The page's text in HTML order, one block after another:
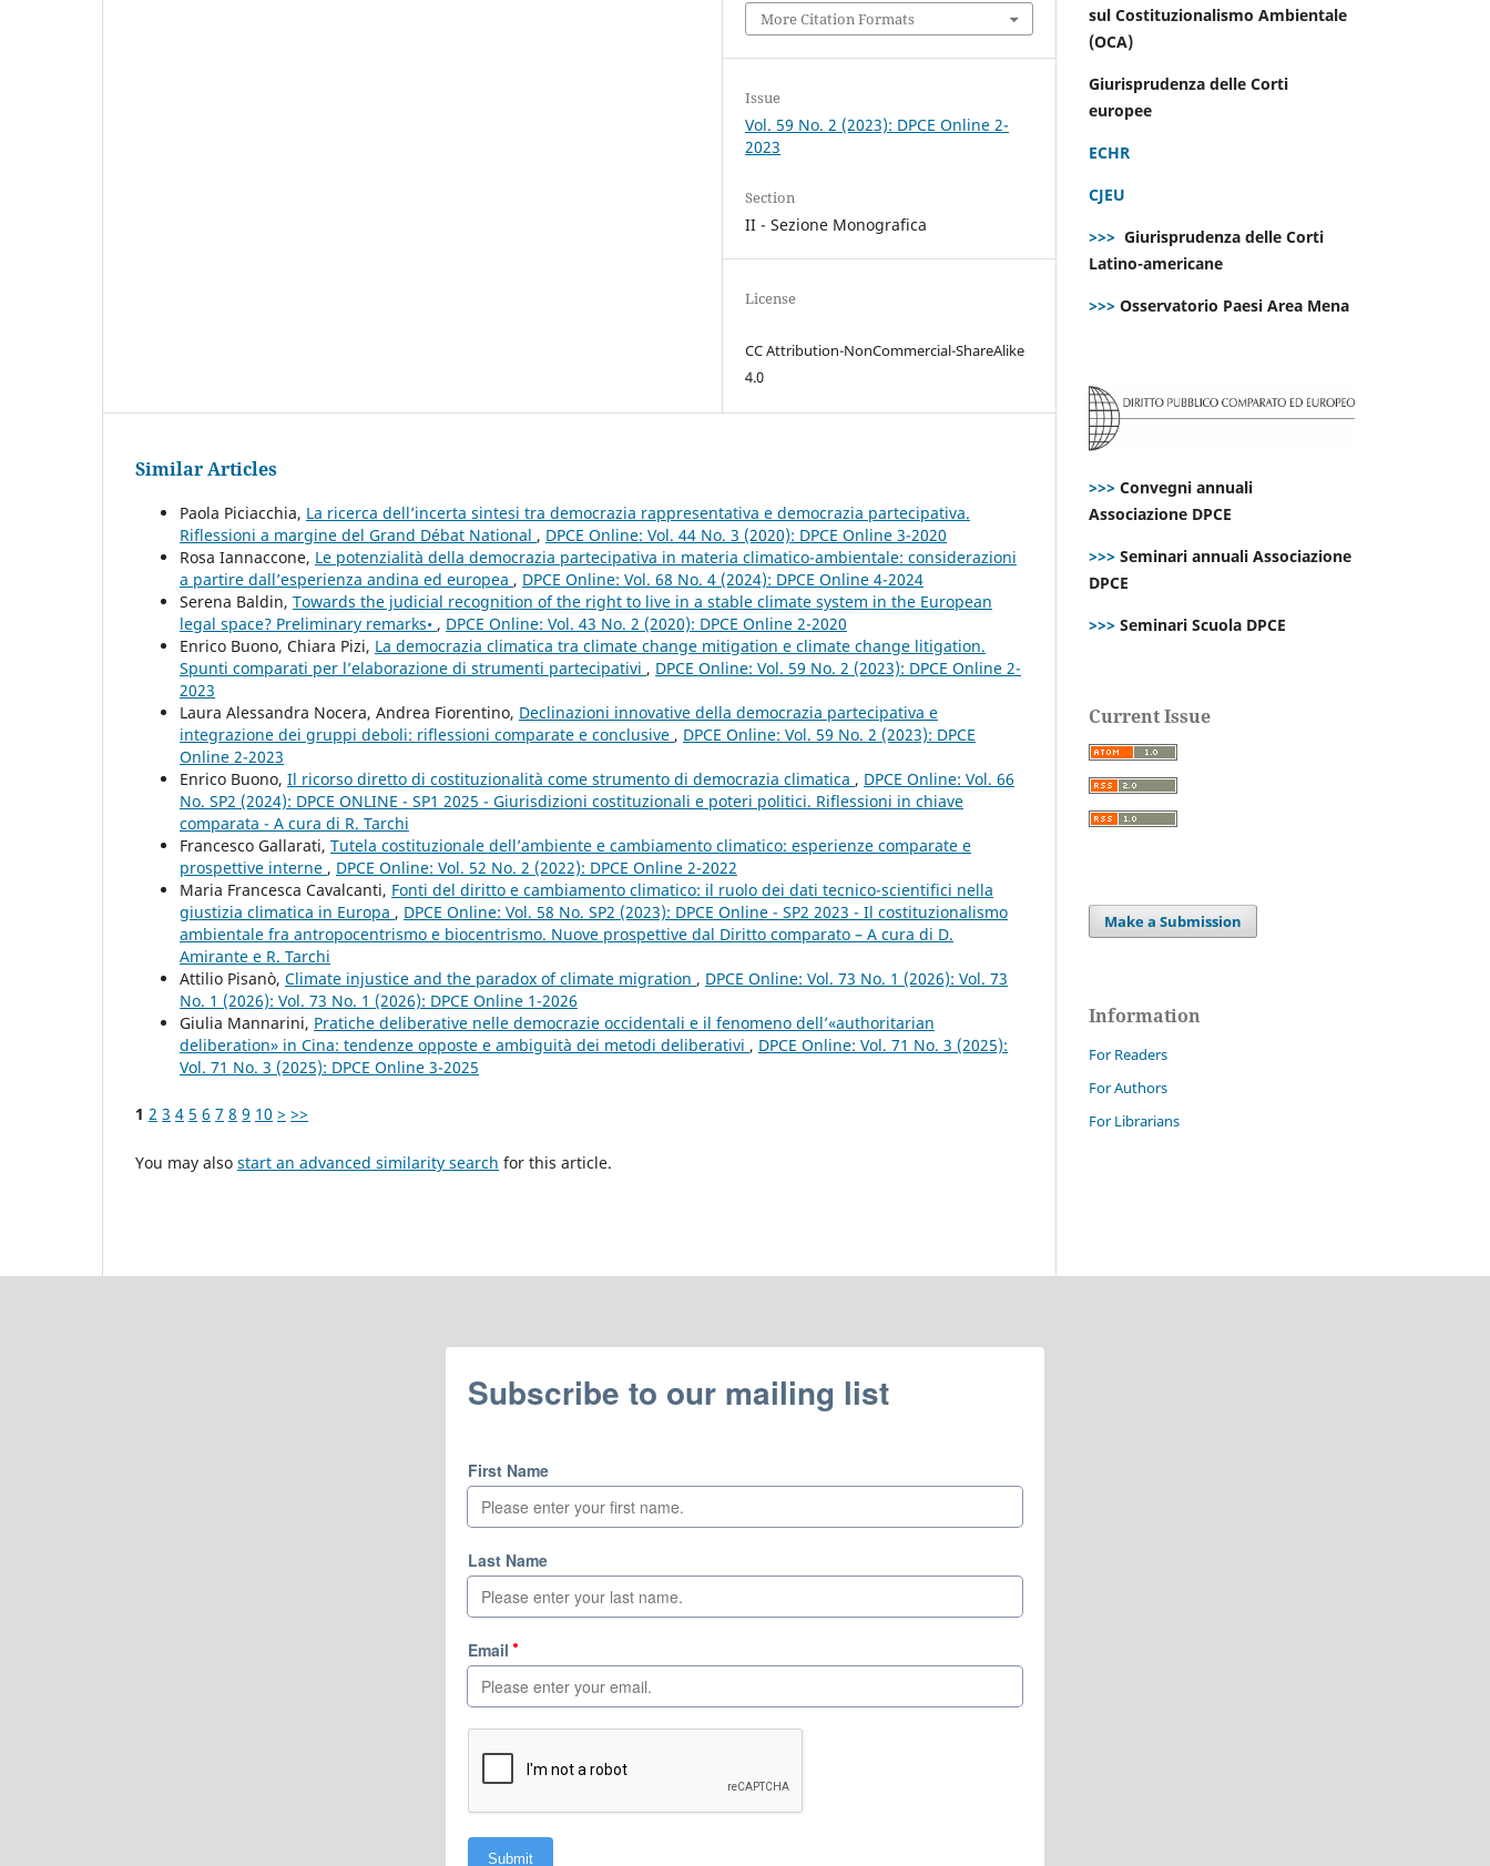
More Citation Formats
Issue
Vol. 59 No. 2 (2023): DPCE Online 2-
2023
Section
II - Sezione Monografica
License
CC Attribution-NonCommercial-ShareAlike
4.0
Similar Articles
Paola Piciacchia, La ricerca dell’incerta sintesi tra democrazia rappresentativa e democrazia partecipativa.
Riflessioni a margine del Grand Débat National , DPCE Online: Vol. 44 No. 3 (2020): DPCE Online 3-2020
Rosa Iannaccone, Le potenzialità della democrazia partecipativa in materia climatico-ambientale: considerazioni
a partire dall’esperienza andina ed europea , DPCE Online: Vol. 68 No. 4 (2024): DPCE Online 4-2024
Serena Baldin, Towards the judicial recognition of the right to live in a stable climate system in the European
legal space? Preliminary remarks• , DPCE Online: Vol. 43 No. 2 (2020): DPCE Online 2-2020
Enrico Buono, Chiara Pizi, La democrazia climatica tra climate change mitigation e climate change litigation.
Spunti comparati per l’elaborazione di strumenti partecipativi , DPCE Online: Vol. 59 No. 2 (2023): DPCE Online 2-
2023
Laura Alessandra Nocera, Andrea Fiorentino, Declinazioni innovative della democrazia partecipativa e
integrazione dei gruppi deboli: riflessioni comparate e conclusive , DPCE Online: Vol. 59 No. 2 (2023): DPCE
Online 2-2023
Enrico Buono, Il ricorso diretto di costituzionalità come strumento di democrazia climatica , DPCE Online: Vol. 66
No. SP2 (2024): DPCE ONLINE - SP1 2025 - Giurisdizioni costituzionali e poteri politici. Riflessioni in chiave
comparata - A cura di R. Tarchi
Francesco Gallarati, Tutela costituzionale dell’ambiente e cambiamento climatico: esperienze comparate e
prospettive interne , DPCE Online: Vol. 52 No. 2 (2022): DPCE Online 2-2022
Maria Francesca Cavalcanti, Fonti del diritto e cambiamento climatico: il ruolo dei dati tecnico-scientifici nella
giustizia climatica in Europa , DPCE Online: Vol. 58 No. SP2 (2023): DPCE Online - SP2 2023 - Il costituzionalismo
ambientale fra antropocentrismo e biocentrismo. Nuove prospettive dal Diritto comparato – A cura di D.
Amirante e R. Tarchi
Attilio Pisanò, Climate injustice and the paradox of climate migration , DPCE Online: Vol. 73 No. 1 (2026): Vol. 73
No. 1 (2026): Vol. 73 No. 1 (2026): DPCE Online 1-2026
Giulia Mannarini, Pratiche deliberative nelle democrazie occidentali e il fenomeno dell’«authoritarian
deliberation» in Cina: tendenze opposte e ambiguità dei metodi deliberativi , DPCE Online: Vol. 71 No. 3 (2025):
Vol. 71 No. 3 (2025): DPCE Online 3-2025
1 2 3 4 5 6 7 8 9 10 > >>
You may also start an advanced similarity search for this article.
sul Costituzionalismo Ambientale
(OCA)
Giurisprudenza delle Corti
europee
ECHR
CJEU
>>> Giurisprudenza delle Corti
Latino-americane
>>> Osservatorio Paesi Area Mena
>>> Convegni annuali
Associazione DPCE
>>> Seminari annuali Associazione
DPCE
>>> Seminari Scuola DPCE
Current Issue
Make a Submission
Information
For Readers
For Authors
For Librarians